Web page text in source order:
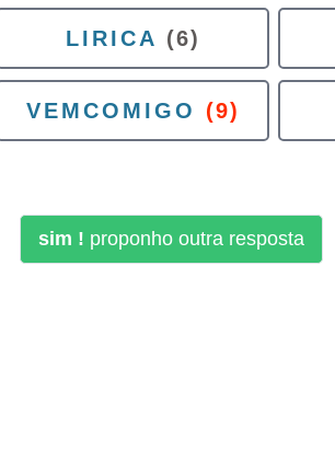
LIRICA (6)
VEMCOMIGO (9)
sim ! proponho outra resposta